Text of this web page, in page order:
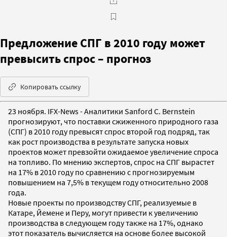
Предложение СПГ в 2010 году может
превысить спрос – прогноз
Копировать ссылку
23 ноября. IFX-News - Аналитики Sanford C. Bernstein
прогнозируют, что поставки сжиженного природного газа
(СПГ) в 2010 году превысят спрос второй год подряд, так
как рост производства в результате запуска новых
проектов может превзойти ожидаемое увеличение спроса
на топливо. По мнению экспертов, спрос на СПГ вырастет
на 17% в 2010 году по сравнению с прогнозируемым
повышением на 7,5% в текущем году относительно 2008
года.
Новые проекты по производству СПГ, реализуемые в
Катаре, Йемене и Перу, могут привести к увеличению
производства в следующем году также на 17%, однако
этот показатель вычисляется на основе более высокой